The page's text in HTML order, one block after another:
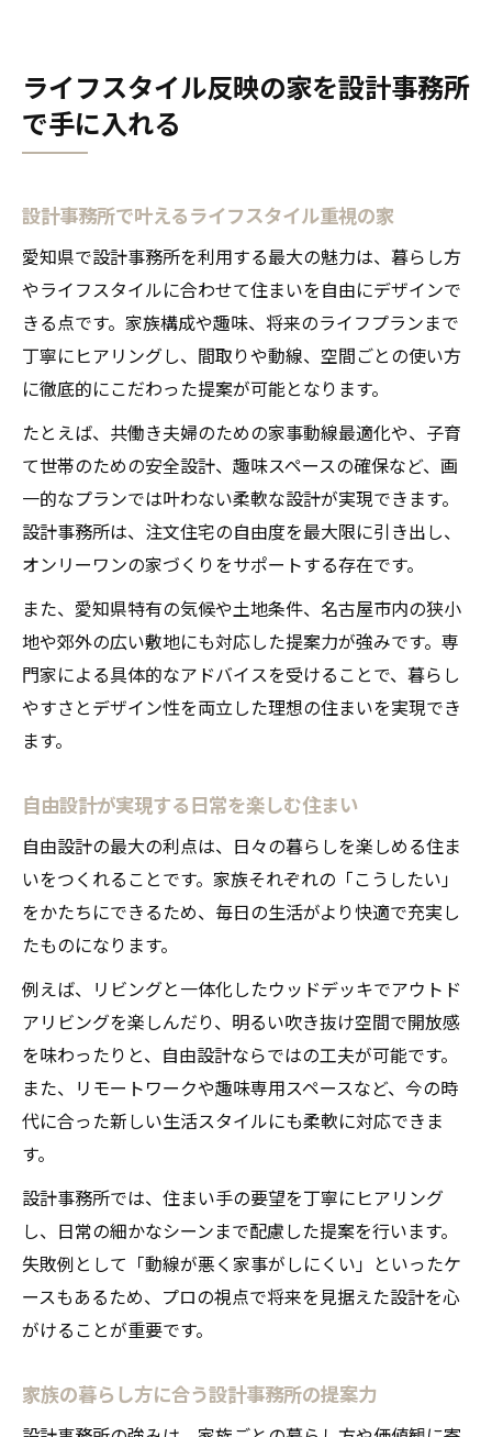
ライフスタイル反映の家を設計事務所
で手に入れる
設計事務所で叶えるライフスタイル重視の家
愛知県で設計事務所を利用する最大の魅力は、暮らし方
やライフスタイルに合わせて住まいを自由にデザインで
きる点です。家族構成や趣味、将来のライフプランまで
丁寧にヒアリングし、間取りや動線、空間ごとの使い方
に徹底的にこだわった提案が可能となります。
たとえば、共働き夫婦のための家事動線最適化や、子育
て世帯のための安全設計、趣味スペースの確保など、画
一的なプランでは叶わない柔軟な設計が実現できます。
設計事務所は、注文住宅の自由度を最大限に引き出し、
オンリーワンの家づくりをサポートする存在です。
また、愛知県特有の気候や土地条件、名古屋市内の狭小
地や郊外の広い敷地にも対応した提案力が強みです。専
門家による具体的なアドバイスを受けることで、暮らし
やすさとデザイン性を両立した理想の住まいを実現でき
ます。
自由設計が実現する日常を楽しむ住まい
自由設計の最大の利点は、日々の暮らしを楽しめる住ま
いをつくれることです。家族それぞれの「こうしたい」
をかたちにできるため、毎日の生活がより快適で充実し
たものになります。
例えば、リビングと一体化したウッドデッキでアウトド
アリビングを楽しんだり、明るい吹き抜け空間で開放感
を味わったりと、自由設計ならではの工夫が可能です。
また、リモートワークや趣味専用スペースなど、今の時
代に合った新しい生活スタイルにも柔軟に対応できま
す。
設計事務所では、住まい手の要望を丁寧にヒアリング
し、日常の細かなシーンまで配慮した提案を行います。
失敗例として「動線が悪く家事がしにくい」といったケ
ースもあるため、プロの視点で将来を見据えた設計を心
がけることが重要です。
家族の暮らし方に合う設計事務所の提案力